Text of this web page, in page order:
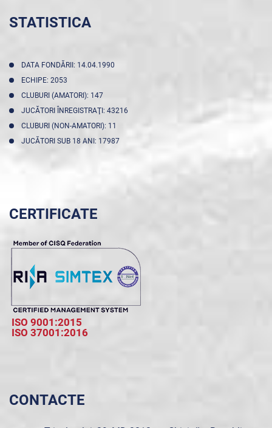
STATISTICA
DATA FONDĂRII: 14.04.1990
ECHIPE: 2053
CLUBURI (AMATORI): 147
JUCĂTORI ÎNREGISTRAŢI: 43216
CLUBURI (NON-AMATORI): 11
JUCĂTORI SUB 18 ANI: 17987
CERTIFICATE
ISO 9001:2015
ISO 37001:2016
CONTACTE